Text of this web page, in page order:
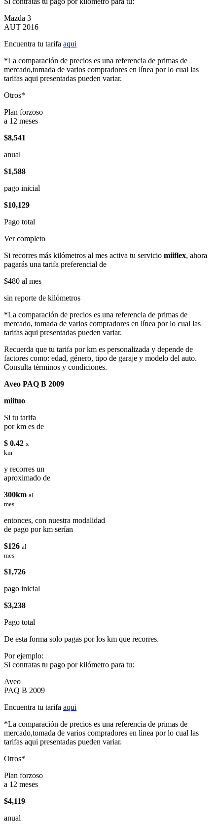
Mazda 3
AUT 2016
Encuentra tu tarifa aqui
*La comparación de precios es una referencia de primas de
mercado,tomada de varios compradores en línea por lo cual las
tarifas aqui presentadas pueden variar.
Otros*
Plan forzoso
a 12 meses
$8,541
anual
$1,588
pago inicial
$10,129
Pago total
Ver completo
Si recorres más kilómetros al mes activa tu servicio miiflex, ahora
pagarás una tarifa preferencial de
$480 al mes
sin reporte de kilómetros
*La comparación de precios es una referencia de primas de
mercado, tomada de varios compradores en línea por lo cual las
tarifas aqui presentadas pueden variar.
Recuerda que tu tarifa por km es personalizada y depende de
factores como: edad, género, tipo de garaje y modelo del auto.
Consulta términos y condiciones.
Aveo PAQ B 2009
miituo
Si tu tarifa
por km es de
$ 0.42 x
km
y recorres un
aproximado de
300km al
mes
entonces, con nuestra modalidad
de pago por km serían
$126 al
mes
$1,726
pago inicial
$3,238
Pago total
De esta forma solo pagas por los km que recorres.
Por ejemplo:
Si contratas tu pago por kilómetro para tu:
Aveo
PAQ B 2009
Encuentra tu tarifa aqui
*La comparación de precios es una referencia de primas de
mercado,tomada de varios compradores en línea por lo cual las
tarifas aqui presentadas pueden variar.
Otros*
Plan forzoso
a 12 meses
$4,119
anual